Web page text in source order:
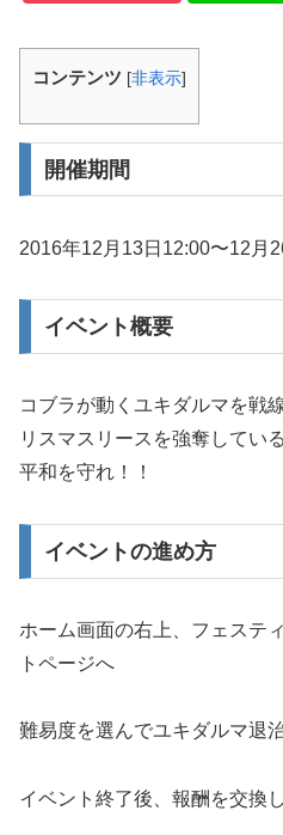
コンテンツ [非表示]
開催期間
2016年12月13日12:00〜12月
イベント概要
コブラが動くユキダルマを戦
リスマスリースを強奪してい
平和を守れ！！
イベントの進め方
ホーム画面の右上、フェステ
トページへ
難易度を選んでユキダルマ退
イベント終了後、報酬を交換